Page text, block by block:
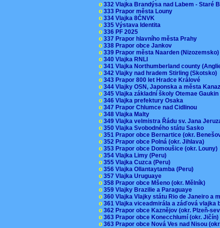
o 332 Vlajka Brandýsa nad Labem - Staré
o 333 Prapor města Louny
o 334 Vlajka 8ČNVK
o 335 Výstava Identita
o 336 PF 2025
o 337 Prapor hlavního města Prahy
o 338 Prapor obce Jankov
o 339 Prapor města Naarden
o 340 Vlajka RNLI
o 341 Vlajka Northumberland county
o 342 Vlajky nad hradem Stirling (Skotsko)
o 343 Prapor 800 let Hradce Králové
o 344 Vlajky OSN, Japonska a města
o 345 Vlajka základní školy Otemae
o 346 Vlajka prefektury Osaka
o 347 Prapor Chlumce nad Cidlinou
o 348 Vlajka Malty
o 349 Vlajka velmistra Řádu sv. Jana
o 350 Vlajka Svobodného státu Sasko
o 351 Prapor obce Bernartice (okr.
o 352 Prapor obce Polná (okr. Jihlava)
o 353 Prapor obce Domoušice (okr. Louny)
o 354 Vlajka Limy (Peru)
o 355 Vlajka Cuzca (Peru)
o 356 Vlajka Ollantaytamba (Peru)
o 357 Vlajka Uruguaye
o 358 Prapor obce Mšeno (okr. Mělník)
o 359 Vlajky Brazilie a Paraguaye
o 360 Vlajka Vlajky státu Rio de Janeiro a
o 361 Vlajka viceadmirála a záďová
o 362 Prapor obce Kaznějov (okr. Plzeň-
o 363 Prapor obce Konecchlumí (okr.
o 363 Prapor obce Nová Ves nad Nisou